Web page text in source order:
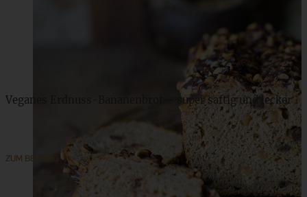
Veganes Erdnuss-Bananenbrot – super saftig und lecker
ZUM BEITRAG